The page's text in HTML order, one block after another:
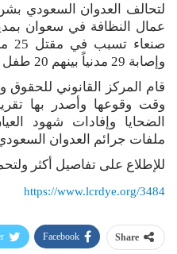
لتحالف العدوان السعودي
عمال النظافة في سعوان
وإصابة 29 مدنياً بينهم 20 طفل و 4 نساء.
قام المركز القانوني للحقوق
وقت وقوعها وأصدر بها
الضحايا وإفادات شهود
ملفات جرائم العدوان
للإطلاع على تفاصيل أكثر
https://www.lcrdye.org/3484
Share
Facebook